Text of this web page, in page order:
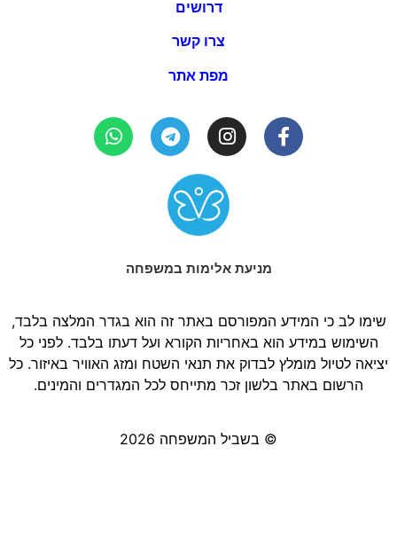
דרושים
צרו קשר
מפת אתר
מניעת אלימות במשפחה
שימו לב כי המידע המפורסם באתר זה הוא בגדר המלצה בלבד,
השימוש במידע הוא באחריות הקורא ועל דעתו בלבד. לפני כל
יציאה לטיול מומלץ לבדוק את תנאי השטח ומזג האוויר באיזור. כל
הרשום באתר בלשון זכר מתייחס לכל המגדרים והמינים.
© בשביל המשפחה 2026